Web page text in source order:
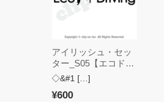
アイリッシュ・セッ
ター_S05【エコドラ
イブ・ステッカー】
◇&#1 […]
¥600